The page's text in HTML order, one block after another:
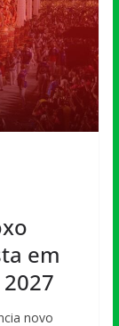
em
novo